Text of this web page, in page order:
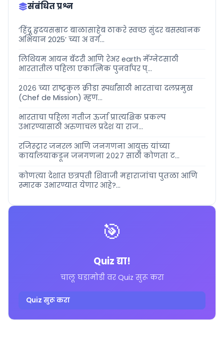
संबंधित प्रश्न
‘हिंदू हृदयसम्राट बाळासाहेब ठाकरे स्वच्छ सुंदर बसस्थानक
अभियान 2025’ च्या अ वर्ग...
लिथियम आयन बॅटरी आणि रेअर earth मॅग्नेटसाठी
भारतातील पहिला एकात्मिक पुनर्वापर प्...
२०२६ च्या राष्ट्रकुल क्रीडा स्पर्धांसाठी भारताचा दलप्रमुख
(Chef de Mission) म्हण...
भारताचा पहिला गतीज ऊर्जा प्रात्यक्षिक प्रकल्प
उभारण्यासाठी अरुणाचल प्रदेश या राज...
रजिस्ट्रार जनरल आणि जनगणना आयुक्त यांच्या
कार्यालयाकडून जनगणना २०२७ साठी कोणता ट...
कोणत्या देशात छत्रपती शिवाजी महाराजांचा पुतळा आणि
स्मारक उभारण्यात येणार आहे?...
🎯
Quiz द्या!
चालू घडामोडी वर Quiz सुरू करा
Quiz सुरू करा